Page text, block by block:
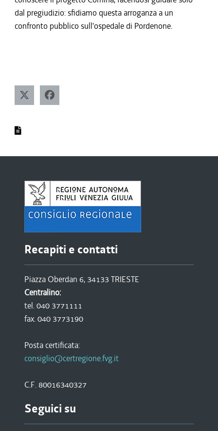
dal pregiudizio: sfidiamo questa arroganza a un
confronto pubblico sull'ospedale di Pordenone.
Recapiti e contatti
Piazza Oberdan 6, 34133 TRIESTE
Centralino:
tel. 040 3771111
fax. 040 3773190
Posta certificata:
consiglio@certregione.fvg.it
C.F. 80016340327
Seguici su